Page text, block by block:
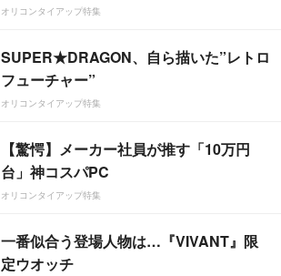
オリコンタイアップ特集
SUPER★DRAGON、自ら描いた”レトロ
フューチャー”
オリコンタイアップ特集
【驚愕】メーカー社員が推す「10万円
台」神コスパPC
オリコンタイアップ特集
一番似合う登場人物は…『VIVANT』限
定ウオッチ